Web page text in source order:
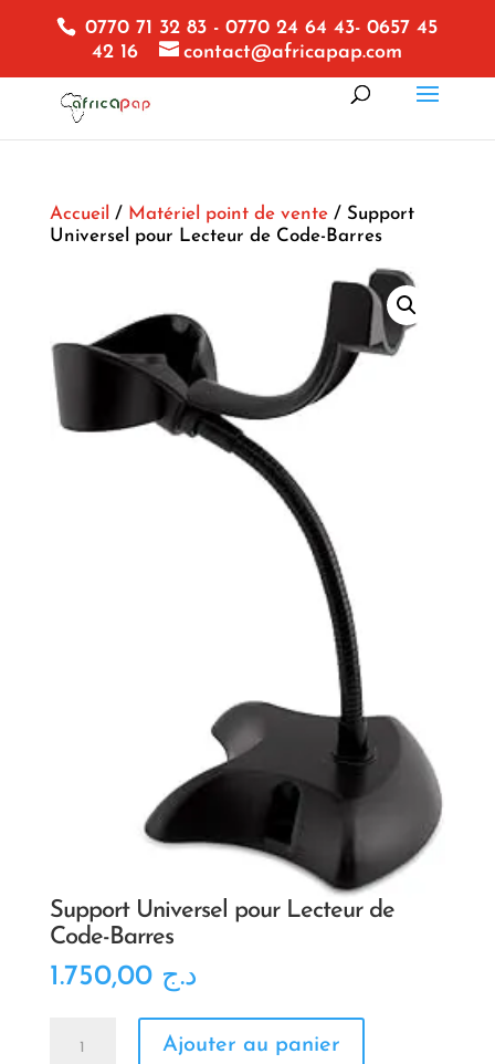
0770 71 32 83 - 0770 24 64 43- 0657 45
42 16
contact@africapap.com
Accueil / Matériel point de vente/ Support
Universel pour Lecteur de Code-Barres
Support Universel pour Lecteur de
Code-Barres
د.ج 1.750,00
Ajouter au panier